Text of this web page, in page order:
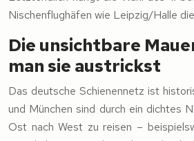
Nischenflughäfen wie Leipzig/Halle
Die unsichtbare
man sie austrickst
Das deutsche Schienennetz ist
und München sind durch ein dichtes
Ost nach West zu reisen –